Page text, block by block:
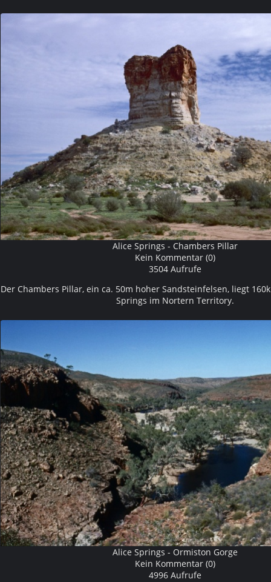
Alice Springs - Chambers Pillar
Kein Kommentar (0)
3504 Aufrufe
Der Chambers Pillar, ein ca. 50m hoher Sandsteinfelsen, liegt
Springs im Nortern Territory.
Alice Springs - Ormiston Gorge
Kein Kommentar (0)
4996 Aufrufe